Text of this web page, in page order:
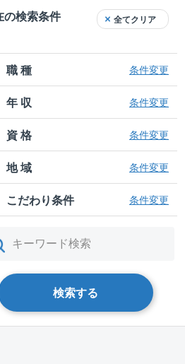
の検索条件 全てクリア
職 種 条件変更
年 収 条件変更
資 格 条件変更
地 域 条件変更
こだわり条件 条件変更
検索する